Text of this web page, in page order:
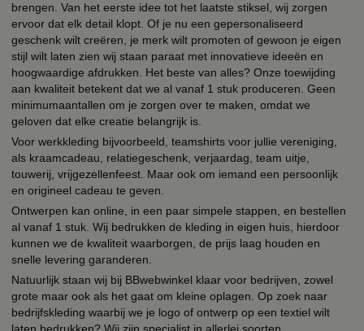
brengen. Van het eerste idee tot het laatste stiksel, wij zorgen
ervoor dat elk detail klopt. Of je nu een gepersonaliseerd
geschenk wilt creëren, je merk wilt promoten of gewoon je eigen
stijl wilt laten zien wij staan paraat met innovatieve ideeën en
hoogwaardige afdrukken. Het beste van alles? Onze toewijding
aan kwaliteit betekent dat we al vanaf 1 stuk produceren. Geen
minimumaantallen om je zorgen over te maken, omdat we
geloven dat elke creatie belangrijk is.
Voor werkkleding bijvoorbeeld, teamshirts voor jullie vereniging,
als kraamcadeau, relatiegeschenk, verjaardag, team uitje,
touwerij, vrijgezellenfeest. Maar ook om iemand een persoonlijk
en origineel cadeau te geven.
Ontwerpen kan online, in een paar simpele stappen, en bestellen
al vanaf 1 stuk. Wij bedrukken de kleding in eigen huis, hierdoor
kunnen we de kwaliteit waarborgen, de prijs laag houden en
snelle levering garanderen.
Natuurlijk staan wij bij BBwebwinkel klaar voor bedrijven, zowel
grote maar ook als het gaat om kleine oplagen. Op zoek naar
bedrijfskleding waarbij we je logo of ontwerp op een textiel wilt